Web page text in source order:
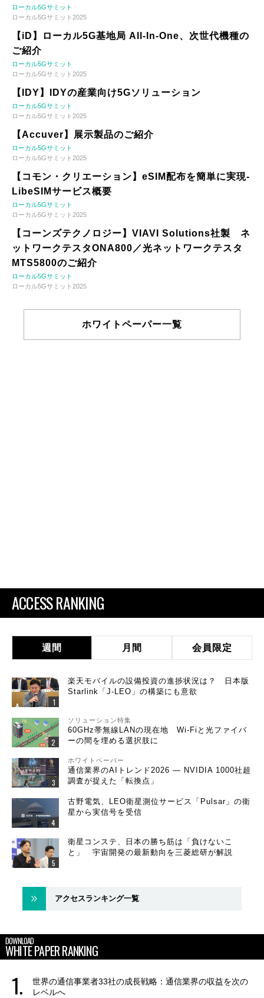
ローカル5Gサミット
ローカル5Gサミット2025
【iD】ローカル5G基地局 All-In-One、次世代機種の
ご紹介
ローカル5Gサミット
ローカル5Gサミット2025
【IDY】IDYの産業向け5Gソリューション
ローカル5Gサミット
ローカル5Gサミット2025
【Accuver】展示製品のご紹介
ローカル5Gサミット
ローカル5Gサミット2025
【コモン・クリエーション】eSIM配布を簡単に実現-
LibeSIMサービス概要
ローカル5Gサミット
ローカル5Gサミット2025
【コーンズテクノロジー】VIAVI Solutions社製 ネ
ットワークテスタONA800／光ネットワークテスタ
MTS5800のご紹介
ローカル5Gサミット
ローカル5Gサミット2025
ホワイトペーパー一覧
ACCESS RANKING
週間 月間 会員限定
楽天モバイルの設備投資の進捗状況は？ 日本版
Starlink「J-LEO」の構築にも意欲
ソリューション特集
60GHz帯無線LANの現在地 Wi-Fiと光ファイバ
ーの間を埋める選択肢に
ホワイトペーパー
通信業界のAIトレンド2026 ― NVIDIA 1000社超
調査が捉えた「転換点」
古野電気、LEO衛星測位サービス「Pulsar」の衛
星から実信号を受信
衛星コンステ、日本の勝ち筋は「負けないこ
と」 宇宙開発の最新動向を三菱総研が解説
アクセスランキング一覧
DOWNLOAD
WHITE PAPER RANKING
世界の通信事業者33社の成長戦略：通信業界の収益を次の
レベルへ